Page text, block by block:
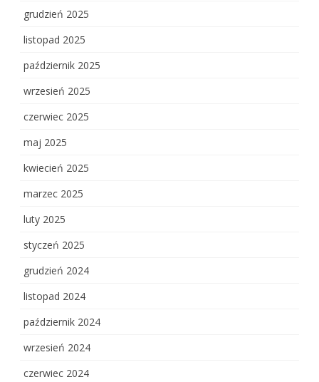
grudzień 2025
listopad 2025
październik 2025
wrzesień 2025
czerwiec 2025
maj 2025
kwiecień 2025
marzec 2025
luty 2025
styczeń 2025
grudzień 2024
listopad 2024
październik 2024
wrzesień 2024
czerwiec 2024